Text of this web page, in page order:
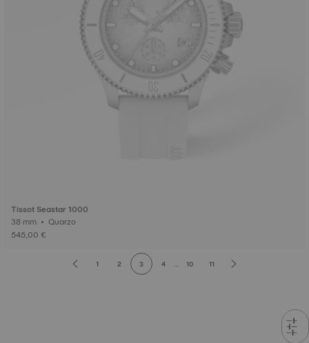
Tissot Seastar 1000
38 mm • Quarzo
545,00 €
1 2 3 4 ... 10 11